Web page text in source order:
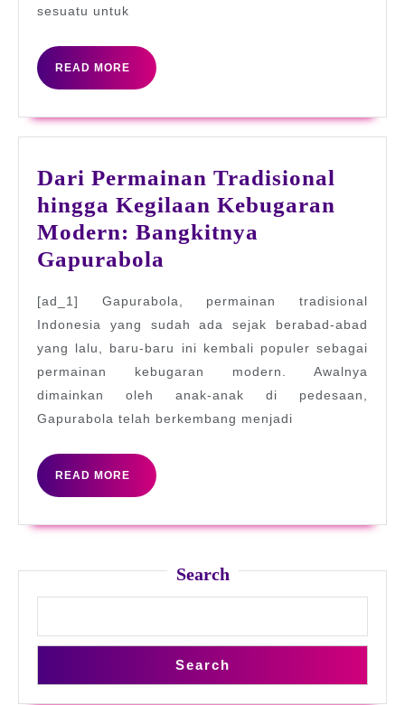
sesuatu untuk
READ MORE
READ
MORE
Dari Permainan Tradisional
hingga Kegilaan Kebugaran
Modern: Bangkitnya
Gapurabola
Tradisional
hingga
Kegilaan
Kebugaran
Modern:
[ad_1] Gapurabola, permainan tradisional
Indonesia yang sudah ada sejak berabad-abad
yang lalu, baru-baru ini kembali populer sebagai
permainan kebugaran modern. Awalnya
dimainkan oleh anak-anak di pedesaan,
Gapurabola telah berkembang menjadi
READ MORE
READ
MORE
Search
Search